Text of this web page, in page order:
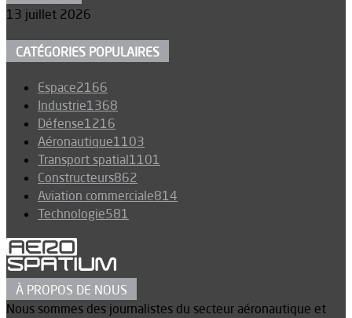
13 juillet 2026
CATÉGORIES POPULAIRES
Espace2166
Industrie1368
Défense1216
Aéronautique1103
Transport spatial1101
Constructeurs862
Aviation commerciale814
Technologie581
À PROPOS DE NOUS
Nous sommes des journalistes du secteur aéronautique et